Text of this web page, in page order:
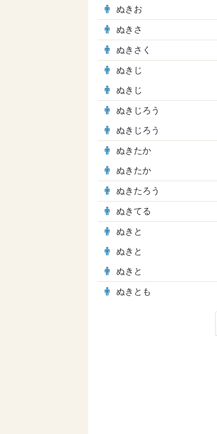
ぬきお
ぬきさ
ぬきさく
ぬきじ
ぬきじ
ぬきじろう
ぬきじろう
ぬきたか
ぬきたか
ぬきたろう
ぬきてる
ぬきと
ぬきと
ぬきと
ぬきとも